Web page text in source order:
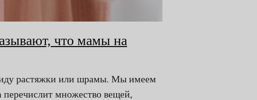
что мамы на
растяжки или шрамы. Мы имеем
множество вещей,